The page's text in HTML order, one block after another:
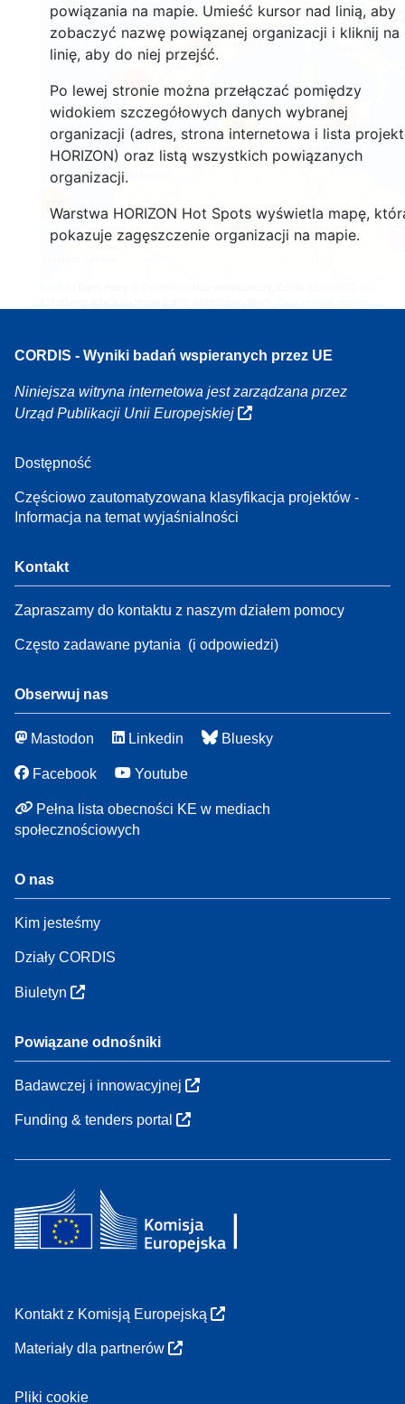
powiązania na mapie. Umieść kursor nad linią, aby
zobaczyć nazwę powiązanej organizacji i kliknij na
linię, aby do niej przejść.
Po lewej stronie można przełączać pomiędzy
widokiem szczegółowych danych wybranej
organizacji (adres, strona internetowa i lista
HORIZON) oraz listą wszystkich powiązanych
organizacji.
Warstwa HORIZON Hot Spots wyświetla mapę,
pokazuje zagęszczenie organizacji na mapie.
7
409
6030
CORDIS - Wyniki badań wspieranych przez UE
Niniejsza witryna internetowa jest zarządzana przez
Urząd Publikacji Unii Europejskiej
Dostępność
Częściowo zautomatyzowana klasyfikacja projektów -
Informacja na temat wyjaśnialności
Kontakt
Zapraszamy do kontaktu z naszym działem pomocy
Często zadawane pytania (i odpowiedzi)
Obserwuj nas
Mastodon Linkedin Bluesky
Facebook Youtube
Pełna lista obecności KE w mediach
społecznościowych
O nas
Kim jesteśmy
Działy CORDIS
Biuletyn
Powiązane odnośniki
Badawczej i innowacyjnej
Funding & tenders portal
Kontakt z Komisją Europejską
Materiały dla partnerów
Pliki cookie